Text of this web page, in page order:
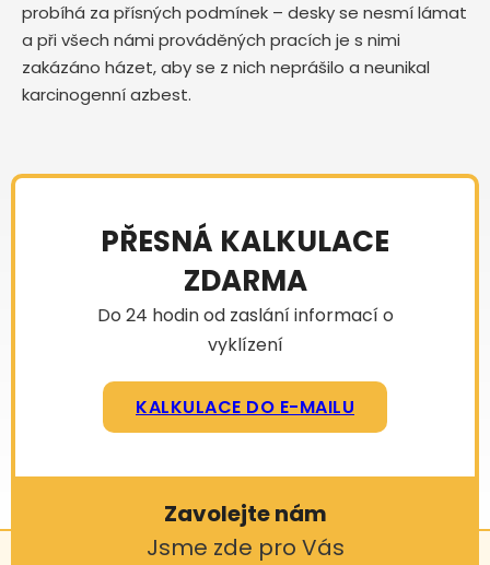
probíhá za přísných podmínek – desky se nesmí lámat
a při všech námi prováděných pracích je s nimi
zakázáno házet, aby se z nich neprášilo a neunikal
karcinogenní azbest.
PŘESNÁ KALKULACE
ZDARMA
Do 24 hodin od zaslání informací o
vyklízení
KALKULACE DO E-MAILU
Zavolejte nám
Jsme zde pro Vás